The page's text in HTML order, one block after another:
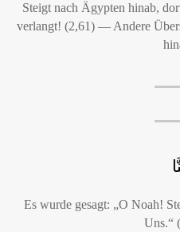
Steigt nach Ägypten hinab,
verlangt! (2,61) — Andere
Es wurde gesagt: „O Noah!
Uns.“